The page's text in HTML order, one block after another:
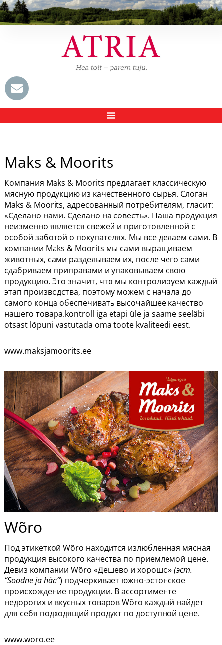
Maks & Moorits
Компания Maks & Moorits предлагает классическую
мясную продукцию из качественного сырья. Слоган
Maks & Moorits, адресованный потребителям, гласит:
«Сделано нами. Сделано на совесть». Наша продукция
неизменно является свежей и приготовленной с
особой заботой о покупателях. Мы все делаем сами. В
компании Maks & Moorits мы сами выращиваем
животных, сами разделываем их, после чего сами
сдабриваем приправами и упаковываем свою
продукцию. Это значит, что мы контролируем каждый
этап производства, поэтому можем с начала до
самого конца обеспечивать высочайшее качество
нашего товара.kontroll iga etapi üle ja saame seeläbi
otsast lõpuni vastutada oma toote kvaliteedi eest.
www.maksjamoorits.ee
Wõro
Под этикеткой Wõro находится излюбленная мясная
продукция высокого качества по приемлемой цене.
Девиз компании Wõro «Дешево и хорошо»(эст.
“Soodne ja hää“) подчеркивает южно-эстонское
происхождение продукции. В ассортименте
недорогих и вкусных товаров Wõro каждый найдет
для себя подходящий продукт по доступной цене.
www.woro.ee